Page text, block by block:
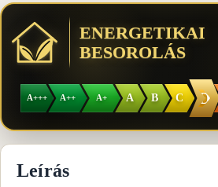
ENERGETIKAI
BESOROLÁS
A+++ A++ A+ A B C D
Leírás